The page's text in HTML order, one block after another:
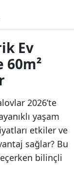
Ev
60m²
2026’te
yaşam
etkiler ve
sağlar? Bu
bilinçli